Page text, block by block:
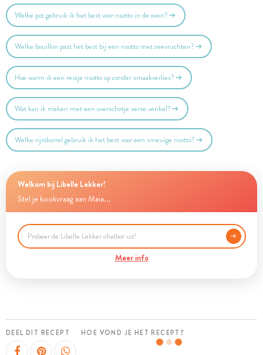
Welke pot gebruik ik het best voor risotto in de oven?
Welke bouillon past het best bij een risotto met zeevruchten?
Hoe warm ik een restje risotto op zonder smaakverlies?
Wat kan ik maken met een overschotje verse venkel?
Welke rijstkorrel gebruik ik het best voor een smeuïge risotto?
Welkom bij Libelle Lekker!
Stel je kookvraag aan Maia...
Meer info
DEEL DIT RECEPT HOE VOND JE HET RECEPT?